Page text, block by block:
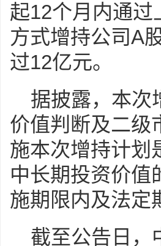
起12个月内通
方式增持公司A
过12亿元。
据披露，本次
价值判断及二级
施本次增持计划
中长期投资价值
施期限内及法定
截至公告日，